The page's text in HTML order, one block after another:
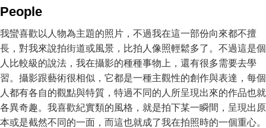
People
我蠻喜歡以人物為主題的照片，不過我在這一部份向來都不擅
長，對我來說拍街道或風景，比拍人像照輕鬆多了。不過這是個
人比較級的說法，我在攝影的種種事物上，還有很多需要去學
習。攝影跟藝術很相似，它都是一種主觀性的創作與表達，每個
人都有各自的觀點與特質，特過不同的人所呈現出來的作品也就
各異奇趣。我喜歡紀實類的風格，就是拍下某一瞬間，呈現出原
本或是截然不同的一面，而這也就成了我在拍照時的一個重心。